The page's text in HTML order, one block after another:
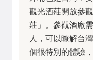
觀光酒莊開放參
莊」。參觀酒廠
人，可以瞭解台
個很特別的體驗